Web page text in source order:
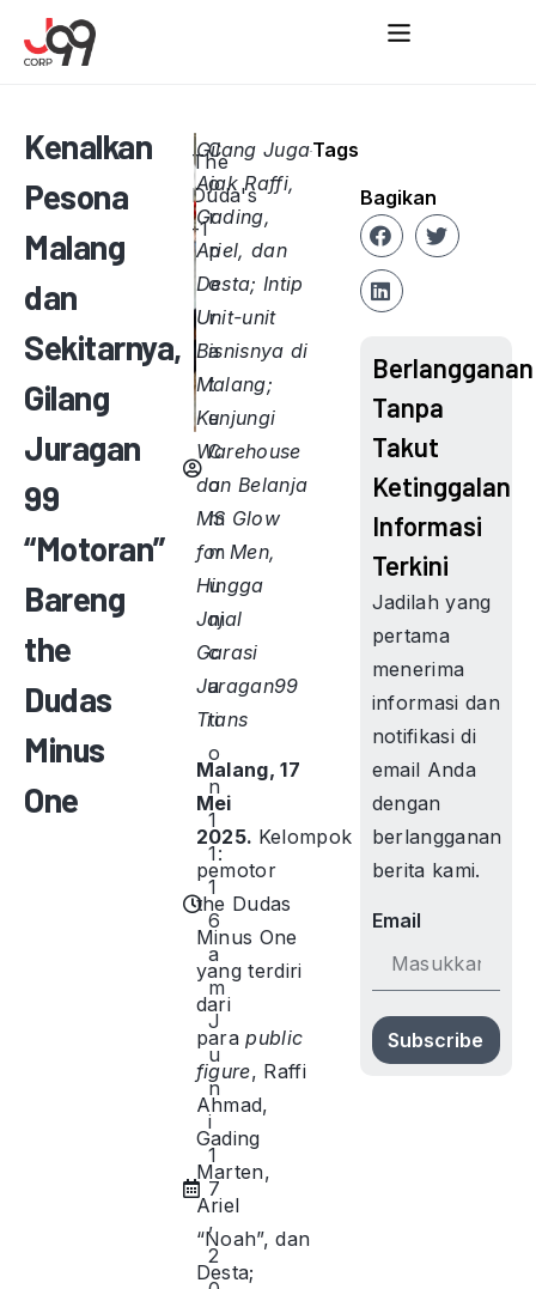
Kenalkan
Pesona
Malang
dan
Sekitarnya,
Gilang
Juragan
99
“Motoran”
Bareng
the
Dudas
Minus
One
C
o
r
p
o
r
a
t
e
C
o
m
m
u
ni
c
a
ti
o
n
1
1:
1
6
a
m
J
u
n
i
1
7
,
2
The
Duda's
-1
Gilang Juga
Ajak Raffi,
Gading,
Ariel, dan
Desta; Intip
Unit-unit
Bisnisnya di
Malang;
Kunjungi
Warehouse
dan Belanja
MS Glow
for Men,
Hingga
Jajal
Garasi
Juragan99
Trans
Malang, 17
Mei
2025. Kelompok
pemotor
the Dudas
Minus One
yang terdiri
dari
parapublic
figure, Raffi
Ahmad,
Gading
Marten,
Ariel
“Noah”, dan
Desta;
Tags
Berlangganan
Tanpa
Takut
Ketinggalan
Informasi
Terkini
Jadilah yang
pertama
menerima
informasi dan
notifikasi di
email Anda
dengan
berlangganan
berita kami.
Email
Subscribe
Bagikan